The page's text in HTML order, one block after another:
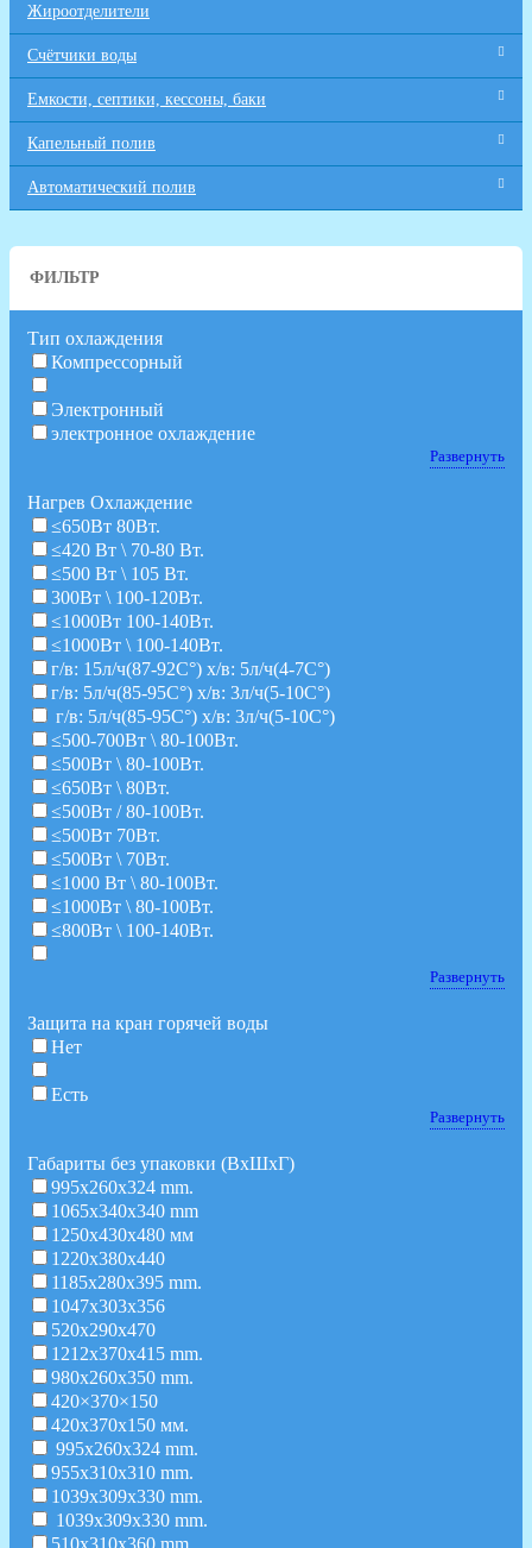
Жироотделители
Счётчики воды
Емкости, септики, кессоны, баки
Капельный полив
Автоматический полив
ФИЛЬТР
Тип охлаждения
Компрессорный
Электронный
электронное охлаждение
Развернуть
Нагрев Охлаждение
≤650Вт 80Вт.
≤420 Вт \ 70-80 Вт.
≤500 Вт \ 105 Вт.
300Вт \ 100-120Вт.
≤1000Вт 100-140Вт.
≤1000Вт \ 100-140Вт.
г/в: 15л/ч(87-92C°) х/в: 5л/ч(4-7C°)
г/в: 5л/ч(85-95C°) х/в: 3л/ч(5-10C°)
г/в: 5л/ч(85-95C°) х/в: 3л/ч(5-10C°)
≤500-700Вт \ 80-100Вт.
≤500Вт \ 80-100Вт.
≤650Вт \ 80Вт.
≤500Вт / 80-100Вт.
≤500Вт 70Вт.
≤500Вт \ 70Вт.
≤1000 Вт \ 80-100Вт.
≤1000Вт \ 80-100Вт.
≤800Вт \ 100-140Вт.
Развернуть
Защита на кран горячей воды
Нет
Есть
Развернуть
Габариты без упаковки (ВxШxГ)
995x260x324 mm.
1065x340x340 mm
1250х430х480 мм
1220х380х440
1185x280x395 mm.
1047х303х356
520х290х470
1212x370x415 mm.
980x260x350 mm.
420×370×150
420х370х150 мм.
995x260x324 mm.
955x310x310 mm.
1039x309x330 mm.
1039x309x330 mm.
510x310x360 mm.